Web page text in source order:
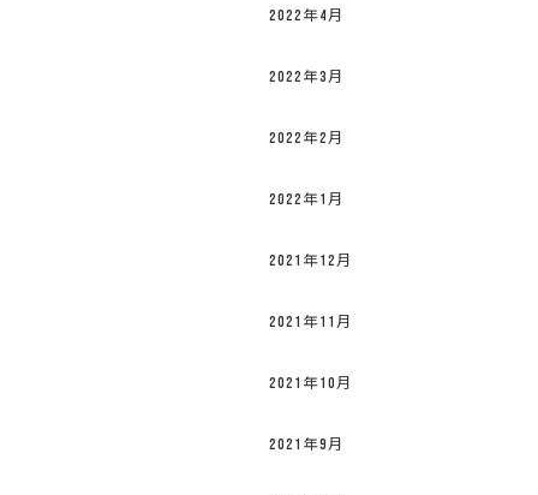
2022年4月
2022年3月
2022年2月
2022年1月
2021年12月
2021年11月
2021年10月
2021年9月